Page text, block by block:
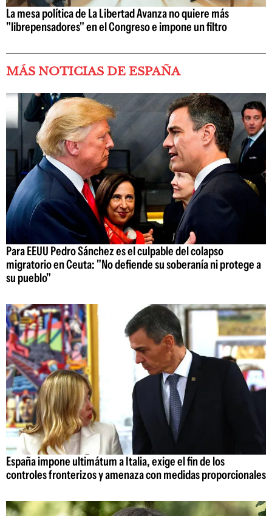
La mesa política de La Libertad Avanza no quiere más
"librepensadores" en el Congreso e impone un filtro
MÁS NOTICIAS DE ESPAÑA
Para EEUU Pedro Sánchez es el culpable del colapso
migratorio en Ceuta: "No defiende su soberanía ni protege a
su pueblo"
España impone ultimátum a Italia, exige el fin de los
controles fronterizos y amenaza con medidas proporcionales